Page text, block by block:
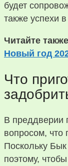
будет
также успехи
Читайте
Новый год
Что
В преддверии
вопросом, что
Поскольку
поэтому,